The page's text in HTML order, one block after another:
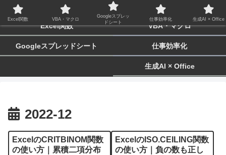
biz-tactics
Excel関数 VBA・マクロ
Googleスプレッドシート 仕事効率化
生成AI × Office
2022-12
ExcelのCRITBINOM関数
の使い方｜累積二項分布
ExcelのISO.CEILING関数
の使い方｜負の数も正し
Excel関数 VBA・マクロ
Googleスプレッ
ドシート
仕事効率化 生成AI × Office